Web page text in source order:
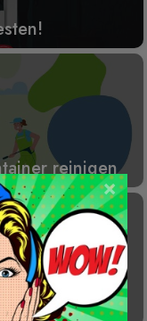
reinigen
t.w.v. €
×